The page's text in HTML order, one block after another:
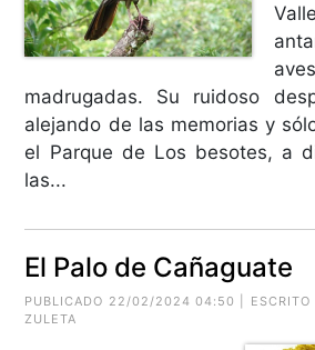
madrugadas. Su ruidoso
alejando de las memorias y
el Parque de Los besotes, a
las...
El Palo de Cañaguate
PUBLICADO 22/02/2024 04:50 | ESCRITO
ZULETA